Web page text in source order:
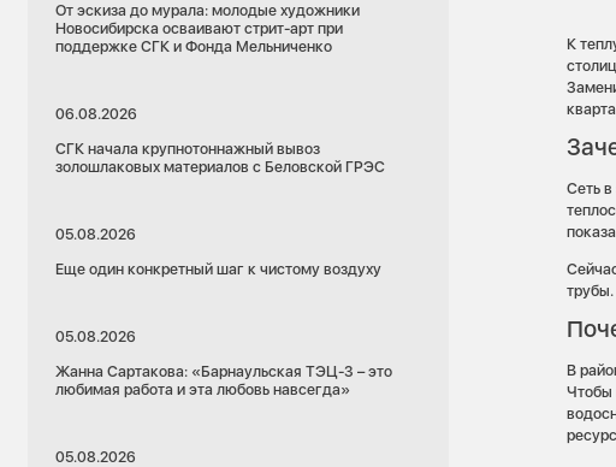
От эскиза до мурала: молодые художники
Новосибирска осваивают стрит-арт при
поддержке СГК и Фонда Мельниченко
06.08.2026
СГК начала крупнотоннажный вывоз
золошлаковых материалов с Беловской ГРЭС
05.08.2026
Еще один конкретный шаг к чистому воздуху
05.08.2026
Жанна Сартакова: «Барнаульская ТЭЦ-3 – это
любимая работа и эта любовь навсегда»
05.08.2026
К
Сеть в
трубы.
В
Чтобы